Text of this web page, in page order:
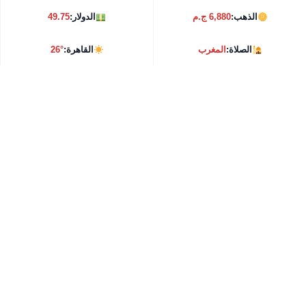
الذهب:6,880 ج.م الدولار:49.75
الصلاة:المغرب القاهرة:26°